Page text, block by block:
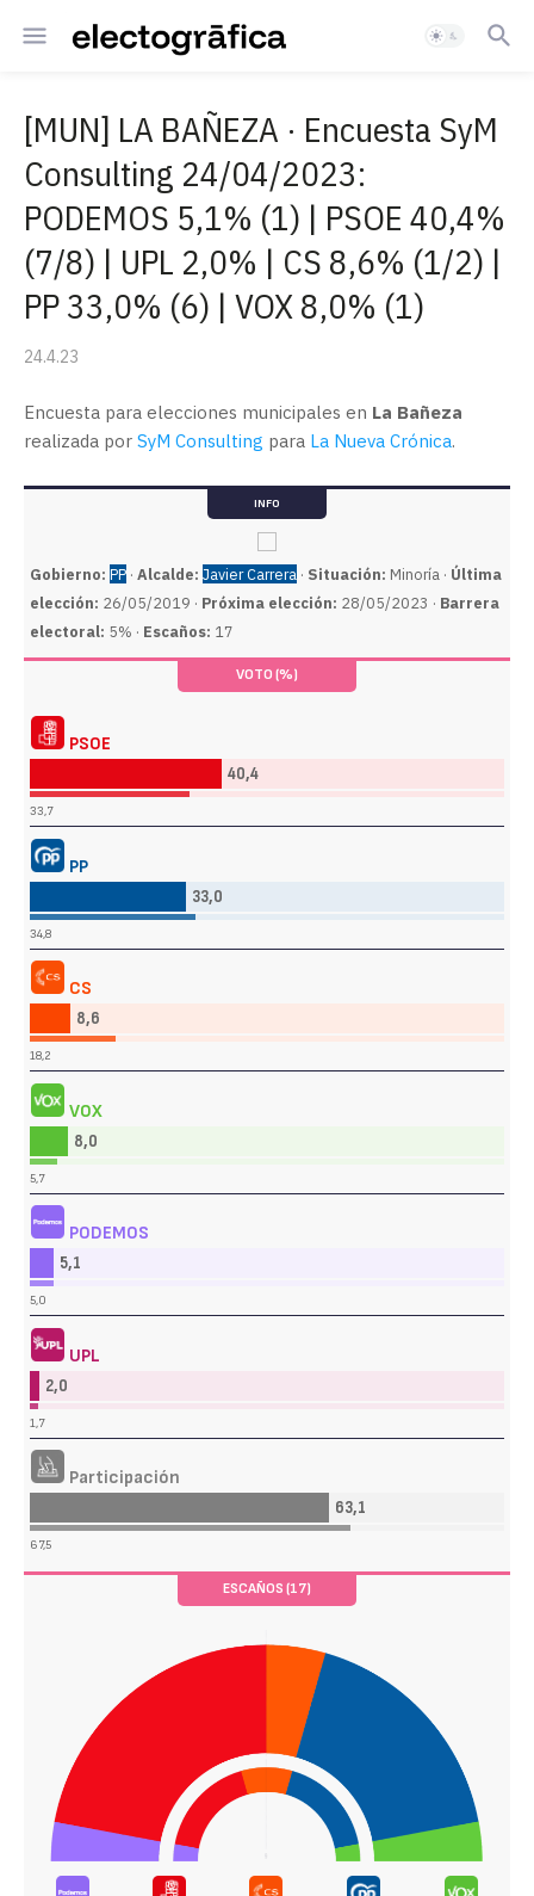
[MUN] LA BAÑEZA · Encuesta SyM
Consulting 24/04/2023:
PODEMOS 5,1% (1) | PSOE 40,4%
(7/8) | UPL 2,0% | CS 8,6% (1/2) |
PP 33,0% (6) | VOX 8,0% (1)
24.4.23
Encuesta para elecciones municipales en La Bañeza
realizada por SyM Consulting para La Nueva Crónica.
INFO
Gobierno: PP · Alcalde: Javier Carrera · Situación: Minoría · Última
elección: 26/05/2019 · Próxima elección: 28/05/2023 · Barrera
electoral: 5% · Escaños: 17
VOTO (%)
PSOE
40,4
33,7
PP
33,0
34,8
CS
8,6
18,2
VOX
8,0
5,7
PODEMOS
5,1
5,0
UPL
2,0
1,7
Participación
63,1
67,5
ESCAÑOS (17)